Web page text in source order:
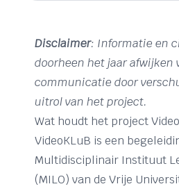
Disclaimer: Informatie en
doorheen het jaar afwijken
communicatie door
uitrol van het project.
Wat houdt het project
VideoKLuB is een
Multidisciplinair Instituut
(MILO) van de Vrije